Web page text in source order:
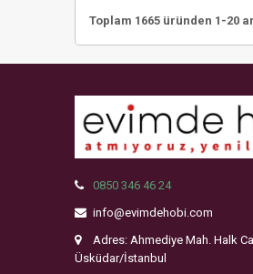
Toplam 1665 üründen 1-20
0850 346 46 24
info@evimdehobi.com
Adres: Ahmediye Mah. Halk
Üsküdar/İstanbul